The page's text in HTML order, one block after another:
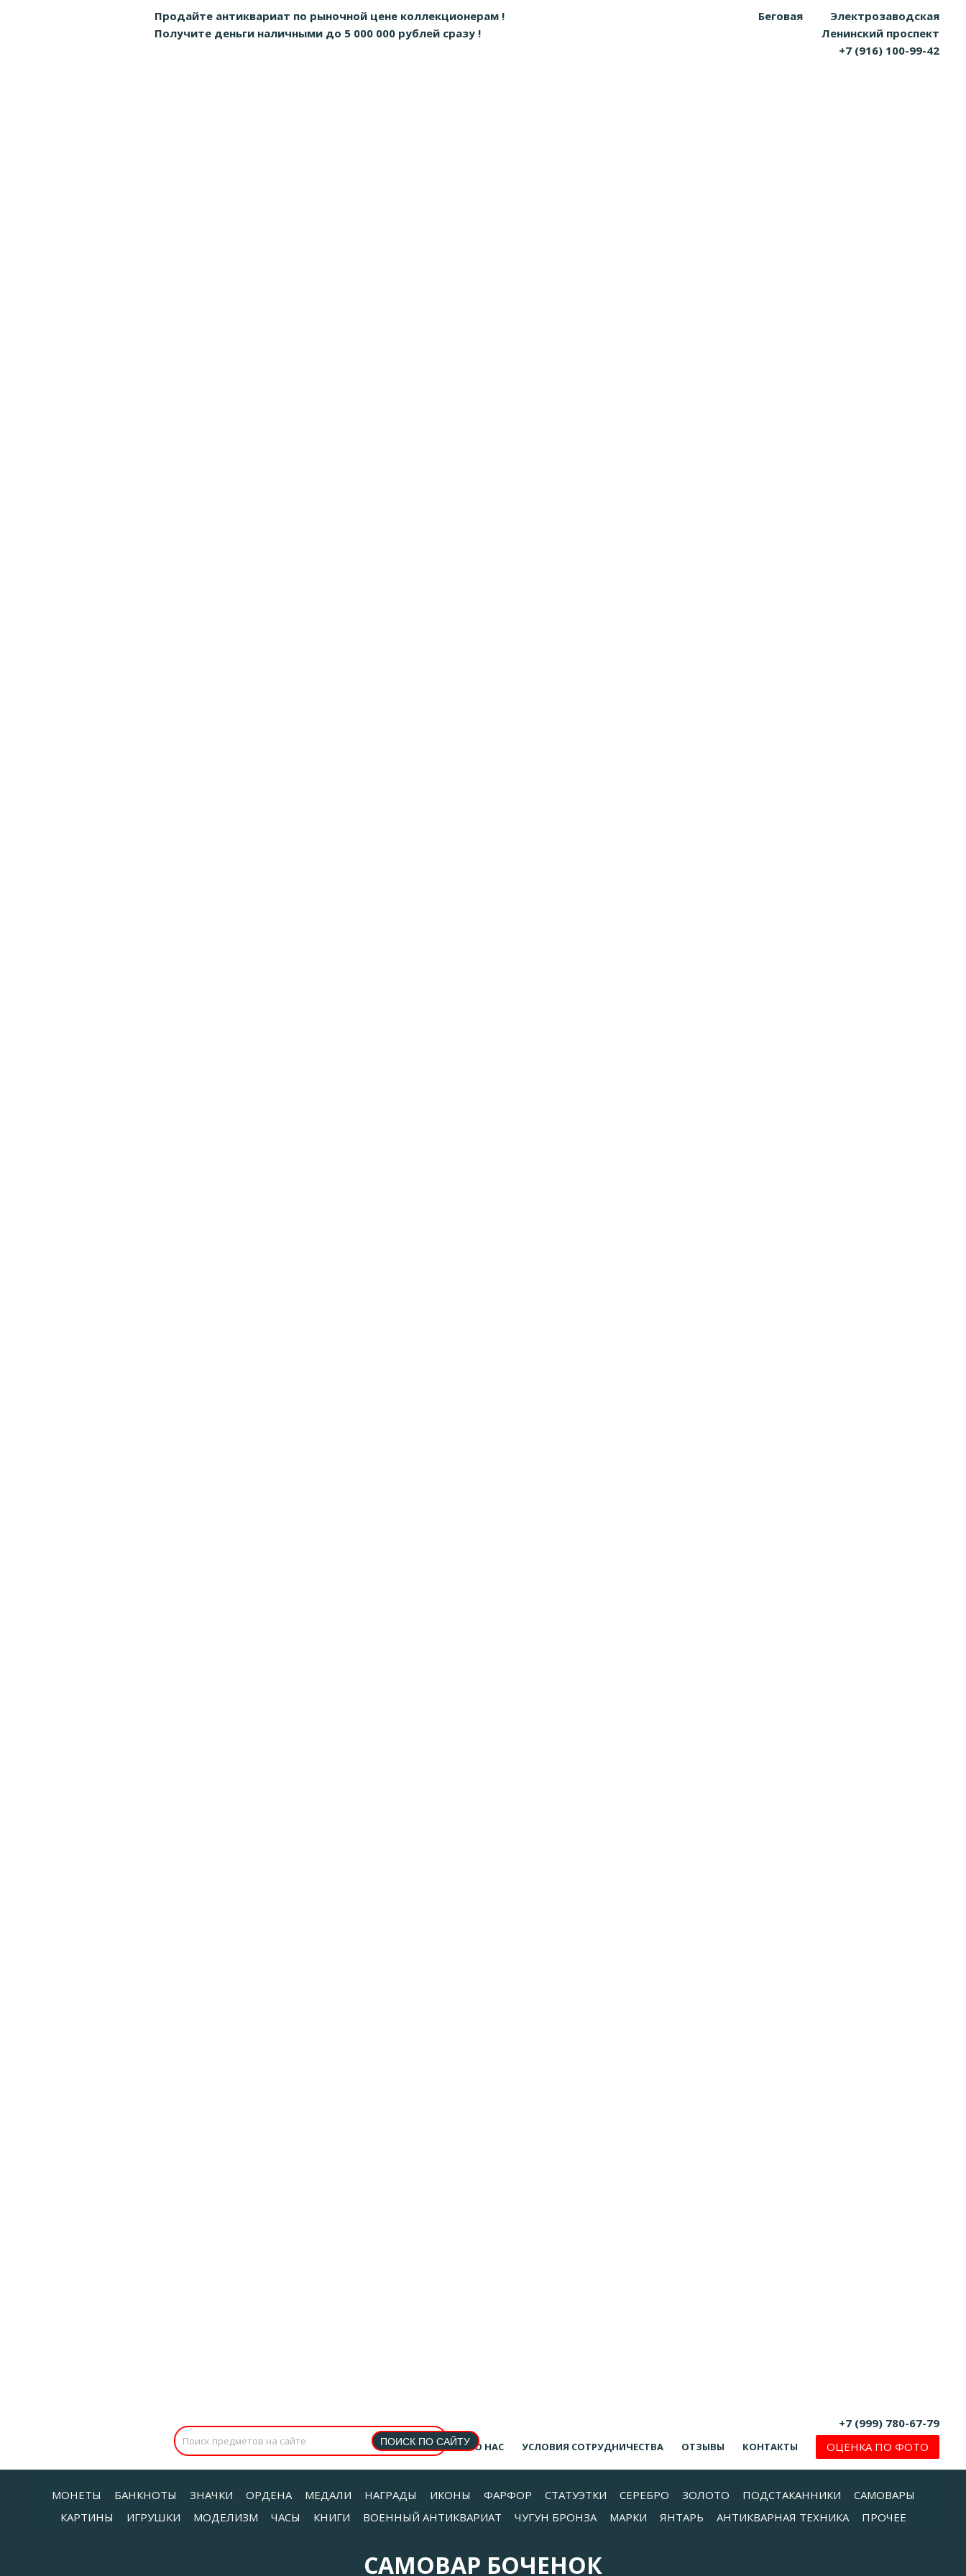
Продайте антиквариат по рыночной цене коллекционерам ! Беговая
Электрозаводская
Получите деньги наличными до 5 000 000 рублей сразу !
Ленинский проспект
+7 (916) 100-99-42
+7 (999) 780-67-79
О НАС УСЛОВИЯ СОТРУДНИЧЕСТВА ОТЗЫВЫ КОНТАКТЫ ОЦЕНКА ПО ФОТО
МОНЕТЫ БАНКНОТЫ ЗНАЧКИ ОРДЕНА МЕДАЛИ НАГРАДЫ ИКОНЫ ФАРФОР СТАТУЭТКИ СЕРЕБРО ЗОЛОТО ПОДСТАКАННИКИ
САМОВАРЫ
КАРТИНЫ
ИГРУШКИ МОДЕЛИЗМ ЧАСЫ КНИГИ ВОЕННЫЙ АНТИКВАРИАТ ЧУГУН БРОНЗА МАРКИ ЯНТАРЬ АНТИКВАРНАЯ ТЕХНИКА ПРОЧЕЕ
САМОВАР БОЧЕНОК